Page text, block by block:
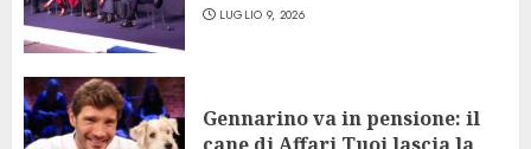
LUGLIO 9, 2026
Gennarino va in pensione: il